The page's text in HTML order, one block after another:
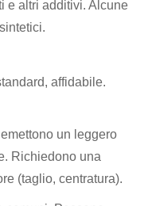
e altri additivi. Alcune
affidabile.
emettono un leggero
Richiedono una
(taglio, centratura).